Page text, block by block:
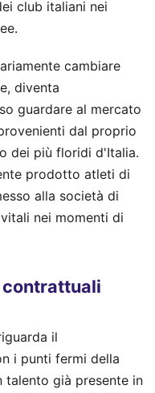
club italiani nei
cambiare
diventa
guardare al mercato
dal proprio
dei più floridi d'Italia.
prodotto atleti di
alla società di
nei momenti di
contrattuali
il
i punti fermi della
talento già presente in